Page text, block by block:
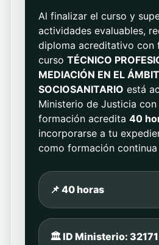
Al finalizar el curso y
actividades evaluables,
diploma acreditativo con
curso TÉCNICO
MEDIACIÓN EN EL
SOCIOSANITARIO está
Ministerio de Justicia con
formación acredita 40
incorporarse a tu
como formación continua
📌 40 horas
🏛️ ID Ministerio: 32171